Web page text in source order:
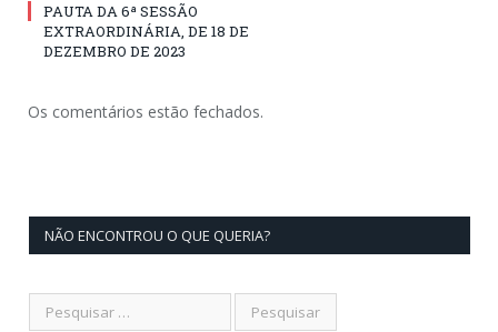
PAUTA DA 6ª SESSÃO
EXTRAORDINÁRIA, DE 18 DE
DEZEMBRO DE 2023
Os comentários estão fechados.
NÃO ENCONTROU O QUE QUERIA?